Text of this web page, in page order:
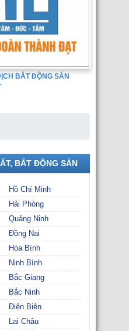
BẤT ĐỘNG SẢN
BẤT ĐỘNG SẢN
Hồ Chí Minh
Hải Phòng
Quảng Ninh
Đồng Nai
Hòa Bình
Ninh Bình
Bắc Giang
Bắc Ninh
Điện Biên
Lai Châu